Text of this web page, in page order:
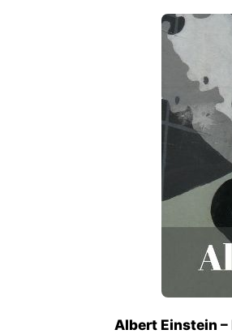
Albert Einstein –